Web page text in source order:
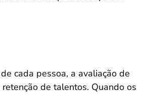
cada pessoa, a avaliação de
de talentos. Quando os